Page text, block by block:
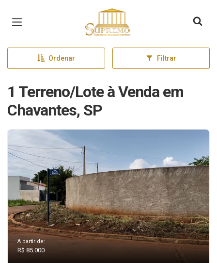
Página inicial
Ordenar Filtrar
1 Terreno/Lote à Venda em
Chavantes, SP
A partir de:
R$ 85.000